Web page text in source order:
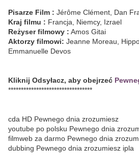
Pisarze Film : Jérôme Clément, Dan
Kraj filmu : Francja, Niemcy, Izrael
Reżyser filmowy : Amos Gitai
Aktorzy filmowi: Jeanne Moreau,
Emmanuelle Devos
Kliknij Odsyłacz, aby obejrzeć
*********************************
cda HD Pewnego dnia zrozumiesz
youtube po polsku Pewnego dnia
filmweb za darmo Pewnego dnia
dubbing Pewnego dnia zrozumiesz ipla